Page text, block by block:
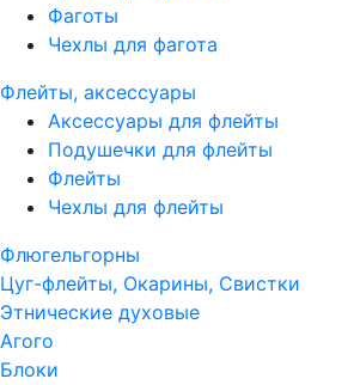
Фаготы
Чехлы для фагота
Флейты, аксессуары
Аксессуары для флейты
Подушечки для флейты
Флейты
Чехлы для флейты
Флюгельгорны
Цуг-флейты, Окарины, Свистки
Этнические духовые
Агого
Блоки